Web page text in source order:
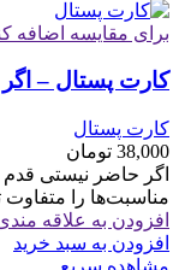
برای مقایسه اضافه
کارت پستال –
کارت پستال
38,000 تومان
اگر حاضر نیستی قدم
مناسبت‌ها را متفاوت
افزودن به علاقه
افزودن به سبد خرید
مشاهده سریع